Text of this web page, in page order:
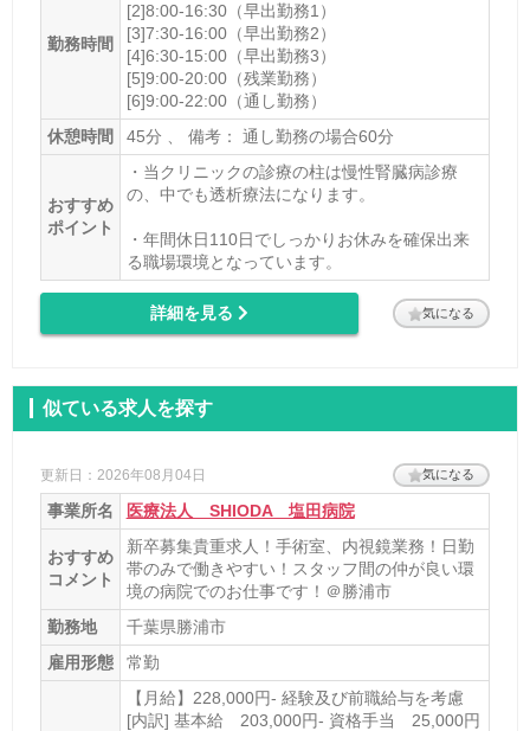
勤務時間
[2]8:00-16:30（早出勤務1）
[3]7:30-16:00（早出勤務2）
[4]6:30-15:00（早出勤務3）
[5]9:00-20:00（残業勤務）
[6]9:00-22:00（通し勤務）
休憩時間
45分 、 備考： 通し勤務の場合60分
おすすめ
ポイント
・当クリニックの診療の柱は慢性腎臓病診療
の、中でも透析療法になります。
・年間休日110日でしっかりお休みを確保出来
る職場環境となっています。
詳細を見る 気になる
似ている求人を探す
更新日：2026年08月04日 気になる
事業所名 医療法人 SHIODA 塩田病院
おすすめ
コメント
新卒募集貴重求人！手術室、内視鏡業務！日勤
帯のみで働きやすい！スタッフ間の仲が良い環
境の病院でのお仕事です！＠勝浦市
勤務地
千葉県勝浦市
雇用形態
常勤
【月給】228,000円- 経験及び前職給与を考慮
[内訳] 基本給 203,000円- 資格手当 25,000円